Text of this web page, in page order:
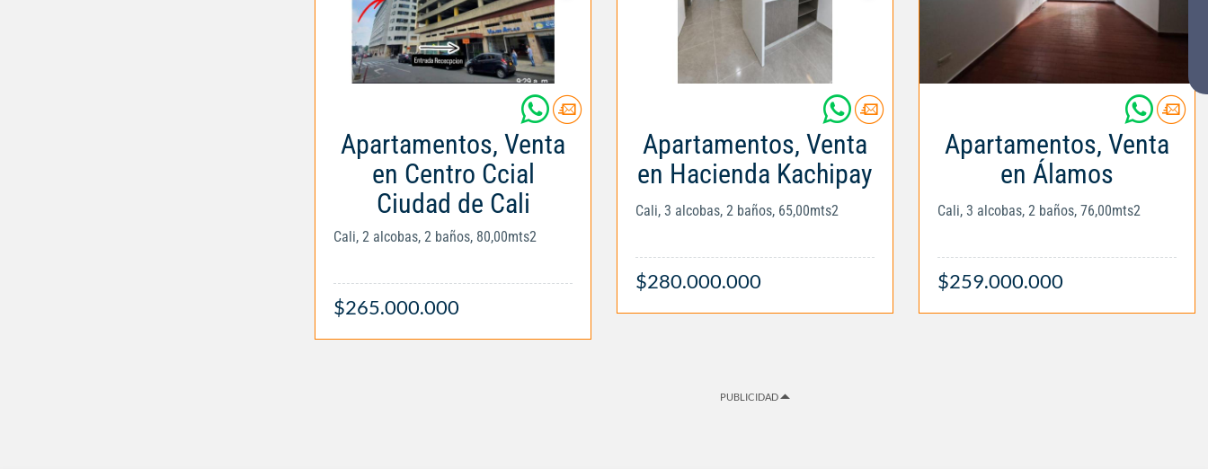
Apartamentos, Venta
en Centro Ccial
Ciudad de Cali
Cali, 2 alcobas, 2 baños, 80,00mts2
$265.000.000
Apartamentos, Venta
en Hacienda Kachipay
Cali, 3 alcobas, 2 baños, 65,00mts2
$280.000.000
Apartamentos, Venta
en Álamos
Cali, 3 alcobas, 2 baños, 76,00mts2
$259.000.000
PUBLICIDAD